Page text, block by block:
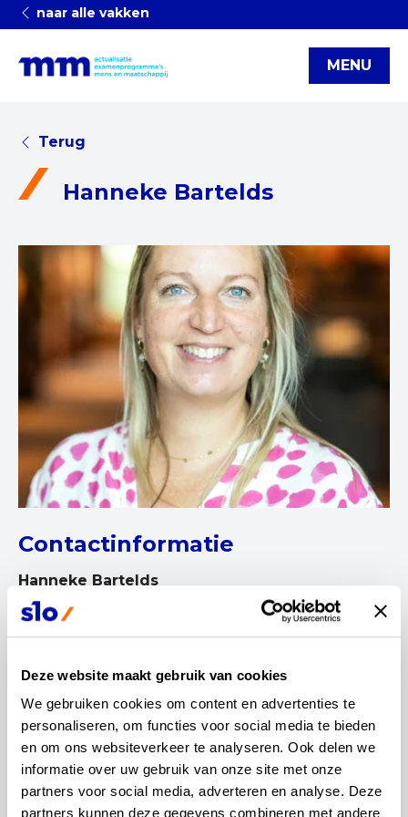
Deze website maakt gebruik van cookies
We gebruiken cookies om content en advertenties te
personaliseren, om functies voor social media te bieden
en om ons websiteverkeer te analyseren. Ook delen we
informatie over uw gebruik van onze site met onze
partners voor social media, adverteren en analyse. Deze
partners kunnen deze gegevens combineren met andere
naar alle vakken
MENU
Terug
Hanneke Bartelds
Contactinformatie
Hanneke Bartelds
Ik ben een nieuwsgierig en onderzoekend
persoon met een groot onderwijs hart. Vanaf 1998